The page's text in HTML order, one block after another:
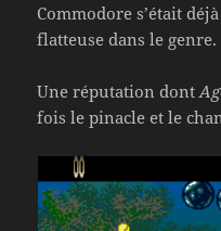
Commodore s’était
flatteuse dans le genre.
Une réputation dont
fois le pinacle et le